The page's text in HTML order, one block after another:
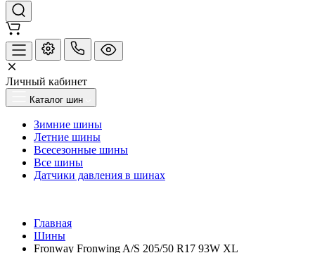
Личный кабинет
Каталог шин
Зимние шины
Летние шины
Всесезонные шины
Все шины
Датчики давления в шинах
Главная
Шины
Fronway Fronwing A/S 205/50 R17 93W XL